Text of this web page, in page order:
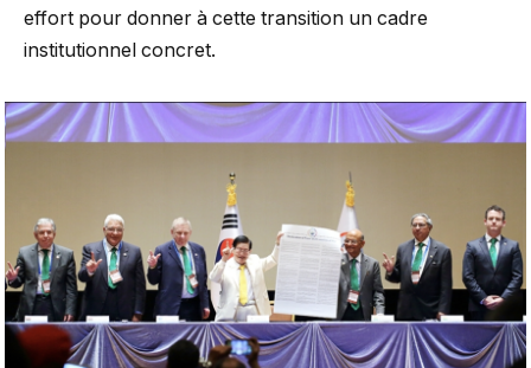
effort pour donner à cette transition un cadre
institutionnel concret.